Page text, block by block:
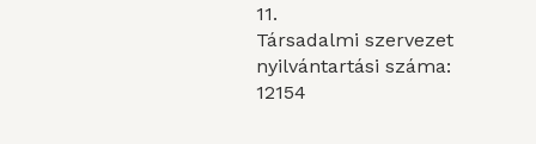
11.
Társadalmi szervezet
nyilvántartási száma:
12154